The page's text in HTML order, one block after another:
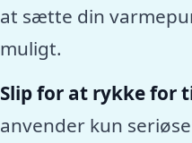
at sætte din
muligt.
Slip for at rykke for
anvender kun seriøse